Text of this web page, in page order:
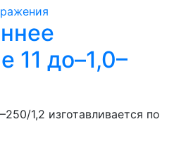
11 до–1,0–
1,2 изготавливается по